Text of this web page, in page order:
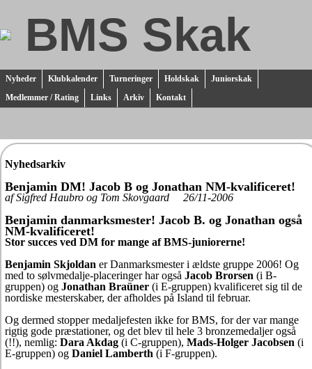
BMS Skak
Nyheder Klubkalender Turneringer Holdskak
Juniorskak
Medlemmer / Rating
Links Arkiv Kontakt
Nyhedsarkiv
Benjamin DM! Jacob B og Jonathan NM-kvalificeret!
af Sigfred Haubro og Tom Skovgaard 26/11-2006
Benjamin danmarksmester! Jacob B. og Jonathan også
NM-kvalificeret!
Stor succes ved DM for mange af BMS-juniorerne!
Benjamin Skjoldan er Danmarksmester i ældste gruppe 2006! Og
med to sølvmedalje-placeringer har også Jacob Brorsen (i B-
gruppen) og Jonathan Braüner (i E-gruppen) kvalificeret sig til de
nordiske mesterskaber, der afholdes på Island til februar.
Og dermed stopper medaljefesten ikke for BMS, for der var mange
rigtig gode præstationer, og det blev til hele 3 bronzemedaljer også
(!!), nemlig: Dara Akdag (i C-gruppen), Mads-Holger Jacobsen (i
E-gruppen) og Daniel Lamberth (i F-gruppen).